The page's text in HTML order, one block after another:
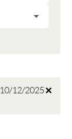
10/12/2025